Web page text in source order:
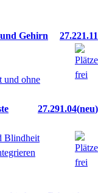
Gehirn
27.221.11
27.291.04 neu
Blindheit